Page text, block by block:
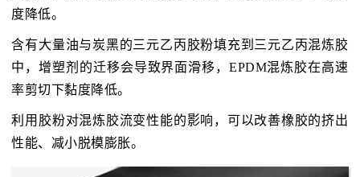
度降低。
含有大量油与炭黑的三元乙丙胶粉填充到三元乙丙混炼胶
中，增塑剂的迁移会导致界面滑移，EPDM混炼胶在高速
率剪切下黏度降低。
利用胶粉对混炼胶流变性能的影响，可以改善橡胶的挤出
性能、减小脱模膨胀。